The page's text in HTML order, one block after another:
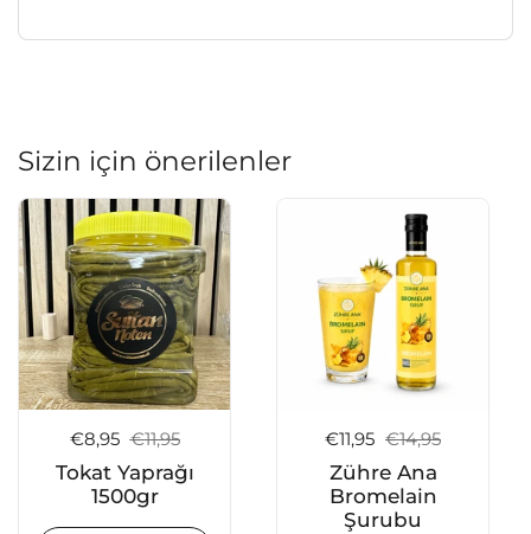
Sizin için önerilenler
Satış fiyatı:
€8,95 Normal fiyat:
€11,95
Tokat Yaprağı
1500gr
Satış fiyatı:
€11,95 Normal fiyat:
€14,95
Zühre Ana
Bromelain
Şurubu